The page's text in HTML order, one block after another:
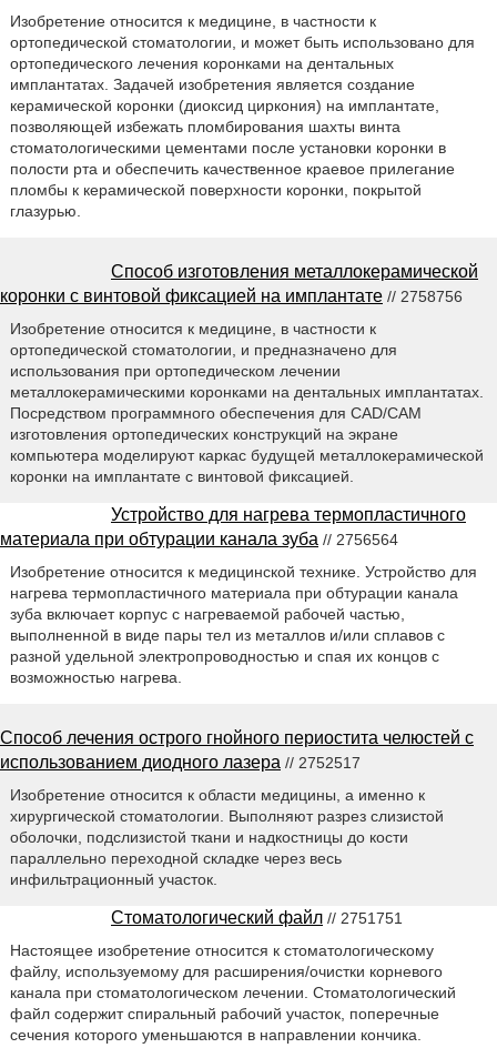
Изобретение относится к медицине, в частности к
ортопедической стоматологии, и может быть использовано для
ортопедического лечения коронками на дентальных
имплантатах. Задачей изобретения является создание
керамической коронки (диоксид циркония) на имплантате,
позволяющей избежать пломбирования шахты винта
стоматологическими цементами после установки коронки в
полости рта и обеспечить качественное краевое прилегание
пломбы к керамической поверхности коронки, покрытой
глазурью.
Способ изготовления металлокерамической
коронки с винтовой фиксацией на имплантате // 2758756
Изобретение относится к медицине, в частности к
ортопедической стоматологии, и предназначено для
использования при ортопедическом лечении
металлокерамическими коронками на дентальных имплантатах.
Посредством программного обеспечения для CAD/CAM
изготовления ортопедических конструкций на экране
компьютера моделируют каркас будущей металлокерамической
коронки на имплантате с винтовой фиксацией.
Устройство для нагрева термопластичного
материала при обтурации канала зуба // 2756564
Изобретение относится к медицинской технике. Устройство для
нагрева термопластичного материала при обтурации канала
зуба включает корпус с нагреваемой рабочей частью,
выполненной в виде пары тел из металлов и/или сплавов с
разной удельной электропроводностью и спая их концов с
возможностью нагрева.
Способ лечения острого гнойного периостита челюстей с
использованием диодного лазера // 2752517
Изобретение относится к области медицины, а именно к
хирургической стоматологии. Выполняют разрез слизистой
оболочки, подслизистой ткани и надкостницы до кости
параллельно переходной складке через весь
инфильтрационный участок.
Стоматологический файл // 2751751
Настоящее изобретение относится к стоматологическому
файлу, используемому для расширения/очистки корневого
канала при стоматологическом лечении. Стоматологический
файл содержит спиральный рабочий участок, поперечные
сечения которого уменьшаются в направлении кончика.